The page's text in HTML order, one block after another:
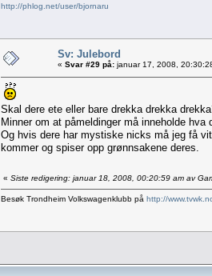
http://phlog.net/user/bjornaru
Sv: Julebord
« Svar #29 på: januar 17, 2008,
Skal dere ete eller bare drekka drekka
Minner om at påmeldinger må inneholde
Og hvis dere har mystiske nicks må jeg få
kommer og spiser opp grønnsakene deres.
« Siste redigering: januar 18, 2008, 00:20:59 am av
Besøk Trondheim Volkswagenklubb på http://